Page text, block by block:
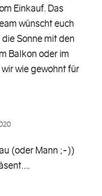
Einkauf. Das
wünscht euch
Sonne mit den
Balkon oder im
wie gewohnt für
(oder Mann ;-))